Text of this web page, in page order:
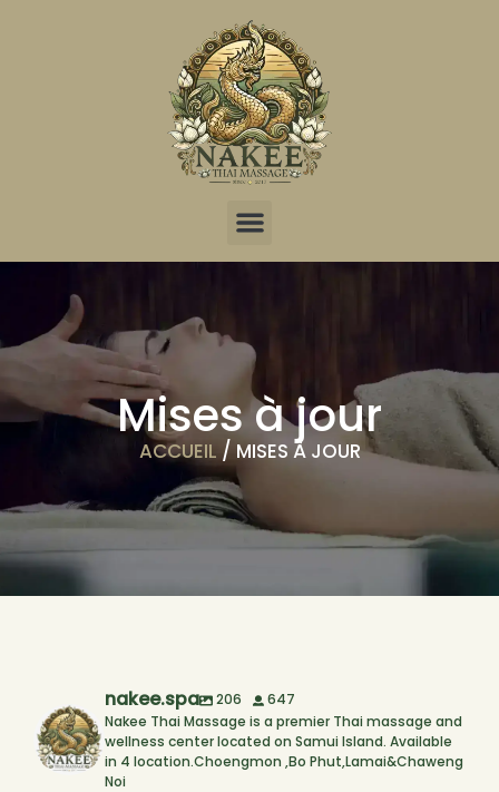
Mises à jour
ACCUEIL / MISES À JOUR
nakee.spa 206
647
Nakee Thai Massage is a premier Thai massage and
wellness center located on Samui Island. Available
in 4 location.Choengmon ,Bo Phut,Lamai&Chaweng
Noi